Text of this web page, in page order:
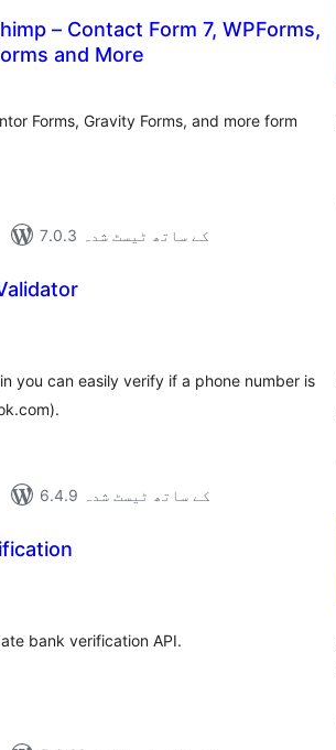
– Contact Form 7, WPForms,
and More
Forms, Gravity Forms, and more form
7.0.3 کے ساتھ ٹیسٹ شدہ
you can easily verify if a phone number is
6.4.9 کے ساتھ ٹیسٹ شدہ
bank verification API.